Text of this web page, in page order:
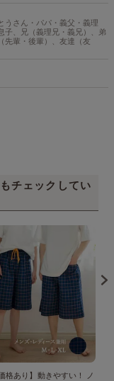
うさん・パパ・義父・義理
子、兄（義理兄・義兄）、弟
先輩・後輩）、友達（友
チェックしてい
格あり】動きやすい！ ノ